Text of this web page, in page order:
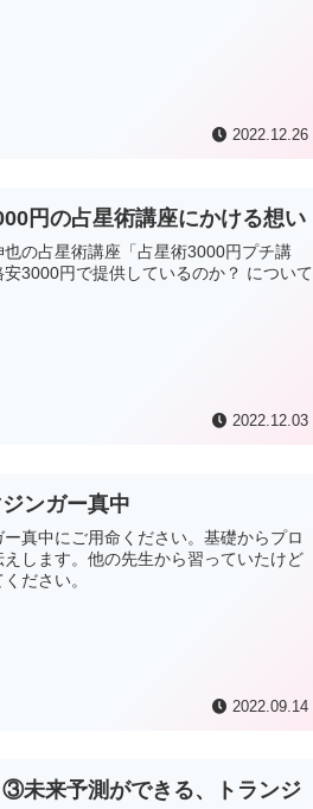
2022.12.26
円の占星術講座にかける想い
の占星術講座「占星術3000円プチ講
3000円で提供しているのか？ について
2022.12.03
ンガー真中
真中にご用命ください。基礎からプロ
します。他の先生から習っていたけど
ださい。
2022.09.14
未来予測ができる、トランジ